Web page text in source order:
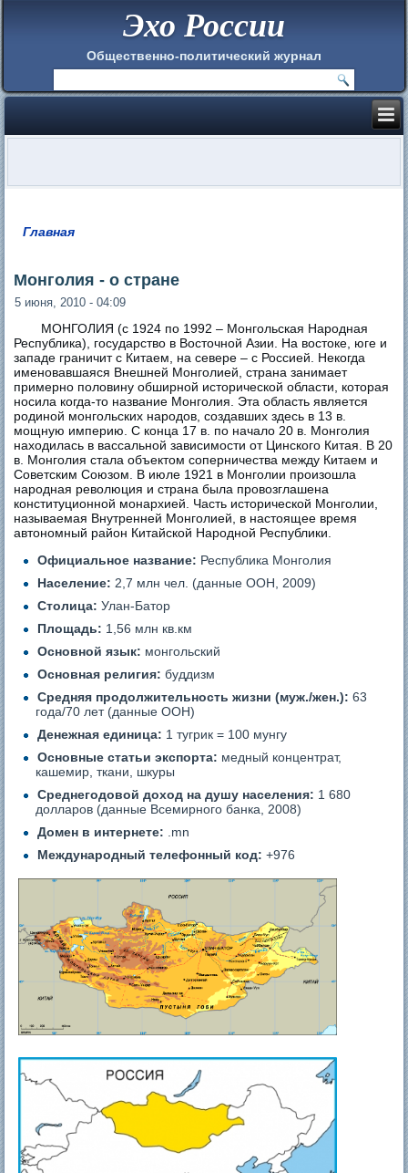
Эхо России
Общественно-политический журнал
Главная
Монголия - о стране
5 июня, 2010 - 04:09
МОНГОЛИЯ (с 1924 по 1992 – Монгольская Народная
Республика), государство в Восточной Азии. На востоке, юге и
западе граничит с Китаем, на севере – с Россией. Некогда
именовавшаяся Внешней Монголией, страна занимает
примерно половину обширной исторической области, которая
носила когда-то название Монголия. Эта область является
родиной монгольских народов, создавших здесь в 13 в.
мощную империю. С конца 17 в. по начало 20 в. Монголия
находилась в вассальной зависимости от Цинского Китая. В 20
в. Монголия стала объектом соперничества между Китаем и
Советским Союзом. В июле 1921 в Монголии произошла
народная революция и страна была провозглашена
конституционной монархией. Часть исторической Монголии,
называемая Внутренней Монголией, в настоящее время
автономный район Китайской Народной Республики.
Официальное название: Республика Монголия
Население: 2,7 млн чел. (данные ООН, 2009)
Столица:Улан-Батор
Площадь: 1,56 млн кв.км
Основной язык: монгольский
Основная религия:буддизм
Средняя продолжительность жизни (муж./жен.):63
года/70 лет (данные ООН)
Денежная единица: 1 тугрик = 100 мунгу
Основные статьи экспорта: медный концентрат,
кашемир, ткани, шкуры
Среднегодовой доход на душу населения: 1 680
долларов (данные Всемирного банка, 2008)
Домен в интернете:
.mn
Международный телефонный код:+976